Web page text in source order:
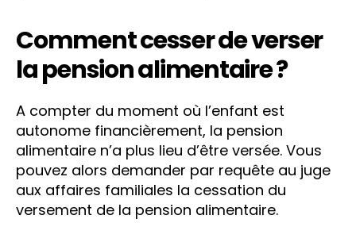
Comment cesser de verser
la pension alimentaire ?
A compter du moment où l’enfant est
autonome financièrement, la pension
alimentaire n’a plus lieu d’être versée. Vous
pouvez alors demander par requête au juge
aux affaires familiales la cessation du
versement de la pension alimentaire.